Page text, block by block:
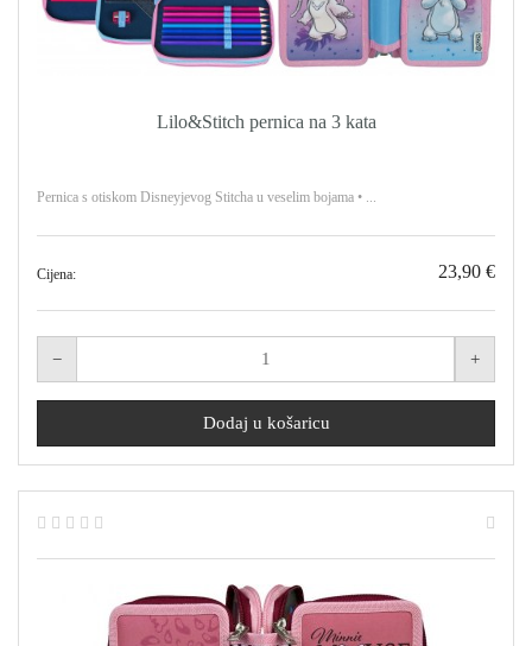
Lilo&Stitch pernica na 3 kata
Pernica s otiskom Disneyjevog Stitcha u veselim bojama • ...
Cijena: 23,90 €